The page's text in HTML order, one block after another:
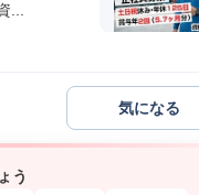
...
気になる
う